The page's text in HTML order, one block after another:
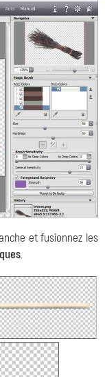
et fusionnez les
.